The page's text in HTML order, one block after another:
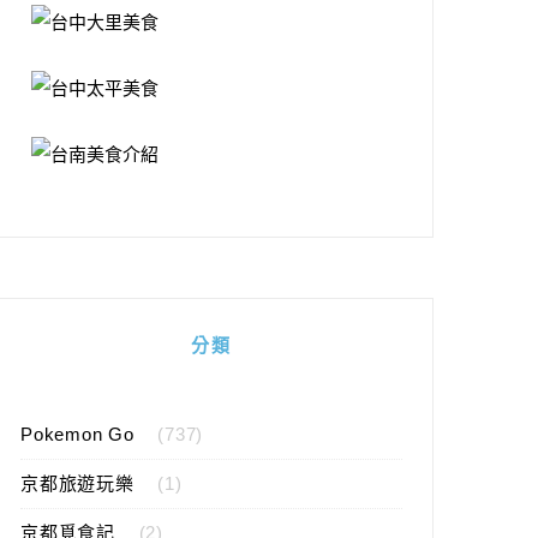
分類
Pokemon Go (737)
京都旅遊玩樂 (1)
京都覓食記 (2)